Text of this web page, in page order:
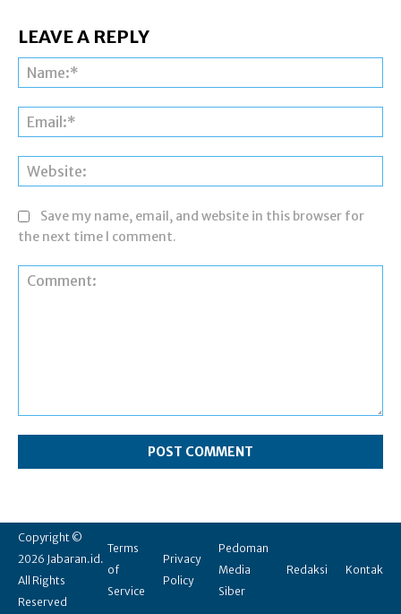
LEAVE A REPLY
Save my name, email, and website in this browser for
the next time I comment.
Copyright ©
2026 Jabaran.id.
All Rights
Reserved
Terms
of
Service
Privacy
Policy
Pedoman
Media
Siber
Redaksi Kontak